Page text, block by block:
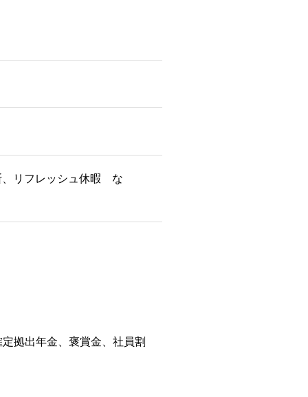
、リフレッシュ休暇 な
拠出年金、褒賞金、社員割